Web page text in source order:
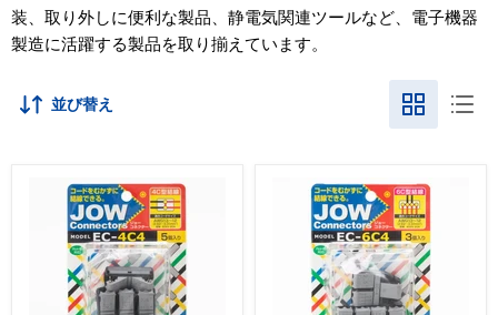
装、取り外しに便利な製品、静電気関連ツールなど、電子機器
製造に活躍する製品を取り揃えています。
並び替え